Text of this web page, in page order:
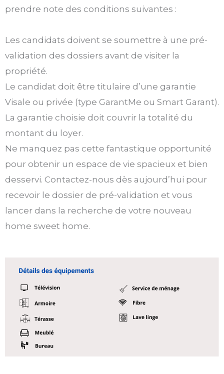
prendre note des conditions suivantes :
Les candidats doivent se soumettre à une pré-
validation des dossiers avant de visiter la
propriété.
Le candidat doit être titulaire d’une garantie
Visale ou privée (type GarantMe ou Smart Garant).
La garantie choisie doit couvrir la totalité du
montant du loyer.
Ne manquez pas cette fantastique opportunité
pour obtenir un espace de vie spacieux et bien
desservi. Contactez-nous dès aujourd’hui pour
recevoir le dossier de pré-validation et vous
lancer dans la recherche de votre nouveau
home sweet home.